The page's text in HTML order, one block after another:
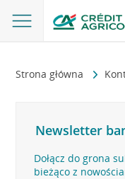
Strona główna
Newsletter
Dołącz do grona
bieżąco z